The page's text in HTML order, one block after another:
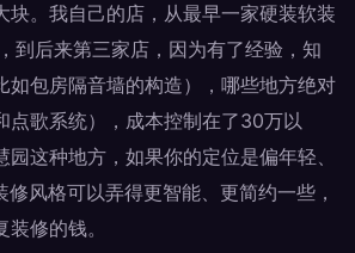
块。我自己的店，从最早一家硬装软装
到后来第三家店，因为有了经验，知
如包房隔音墙的构造），哪些地方绝对
点歌系统），成本控制在了30万以
这种地方，如果你的定位是偏年轻、
风格可以弄得更智能、更简约一些，
修的钱。